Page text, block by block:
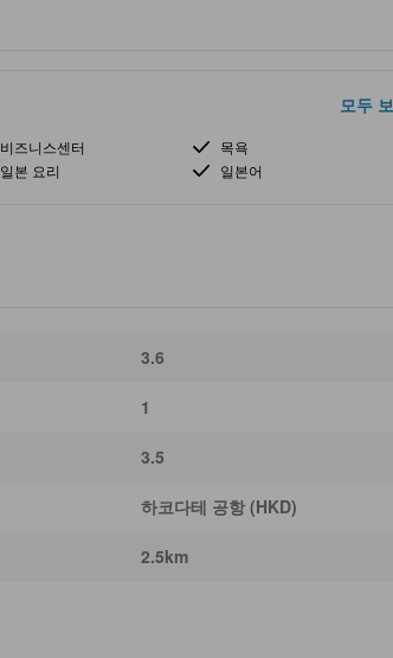
모두
비즈니스센터
목욕
일본 요리 일본어
3.6
1
3.5
하코다테 공항 (HKD)
2.5km